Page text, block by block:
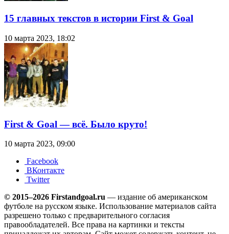
15 главных текстов в истории First & Goal
10 марта 2023, 18:02
First & Goal — всё. Было круто!
10 марта 2023, 09:00
Facebook
ВКонтакте
Twitter
© 2015–2026 Firstandgoal.ru — издание об американском
футболе на русском языке. Использование материалов cайта
разрешено только с предварительного согласия
правообладателей. Все права на картинки и тексты